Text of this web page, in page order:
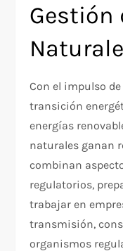
Gestión
Con el impulso
transición
energías
naturales ganan
combinan
regulatorios,
trabajar en
transmisión,
organismos